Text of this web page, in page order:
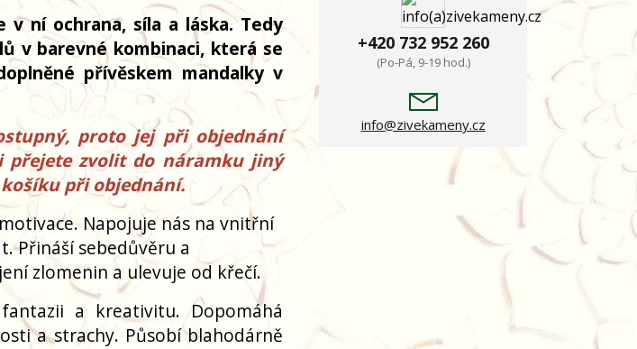
ní ochrana, síla a láska. Tedy
v barevné kombinaci, která se
přívěskem mandalky v
proto jej při objednání
přejete zvolit do náramku jiný
při objednání.
Napojuje nás na vnitřní
Přináší sebedůvěru a
zlomenin a ulevuje od křečí.
a kreativitu. Dopomáhá
a strachy. Působí blahodárně
+420 732 952 260
(Po-Pá, 9-19 hod.)
info@zivekameny.cz